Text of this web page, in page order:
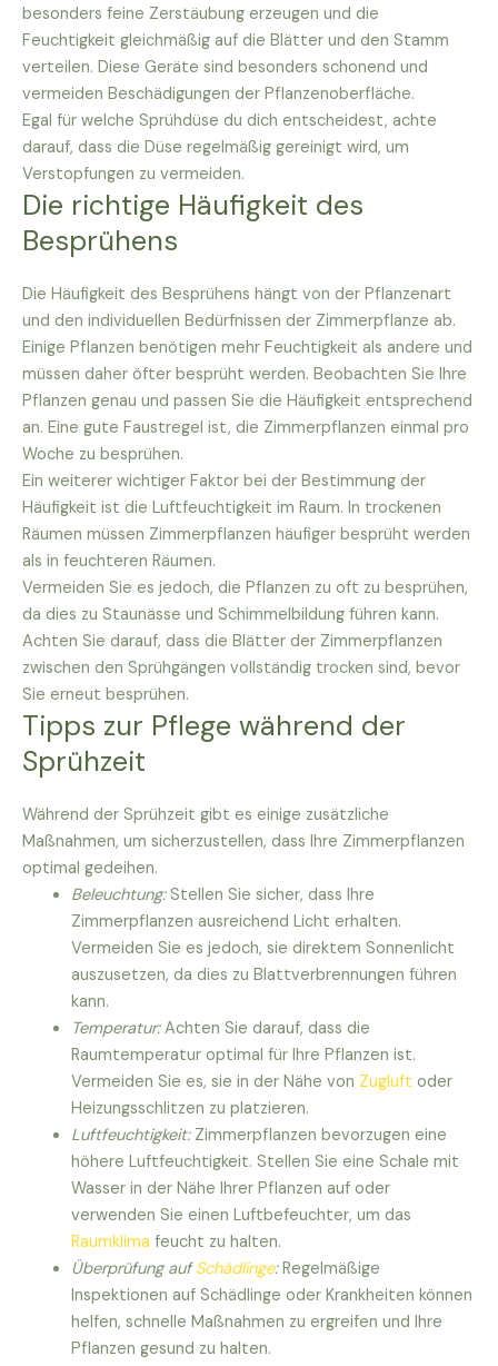
besonders feine Zerstäubung erzeugen und die
Feuchtigkeit gleichmäßig auf die Blätter und den Stamm
verteilen. Diese Geräte sind besonders schonend und
vermeiden Beschädigungen der Pflanzenoberfläche.
Egal für welche Sprühdüse du dich entscheidest, achte
darauf, dass die Düse regelmäßig gereinigt wird, um
Verstopfungen zu vermeiden.
Die richtige Häufigkeit des
Besprühens
Die Häufigkeit des Besprühens hängt von der Pflanzenart
und den individuellen Bedürfnissen der Zimmerpflanze ab.
Einige Pflanzen benötigen mehr Feuchtigkeit als andere und
müssen daher öfter besprüht werden. Beobachten Sie Ihre
Pflanzen genau und passen Sie die Häufigkeit entsprechend
an. Eine gute Faustregel ist, die Zimmerpflanzen einmal pro
Woche zu besprühen.
Ein weiterer wichtiger Faktor bei der Bestimmung der
Häufigkeit ist die Luftfeuchtigkeit im Raum. In trockenen
Räumen müssen Zimmerpflanzen häufiger besprüht werden
als in feuchteren Räumen.
Vermeiden Sie es jedoch, die Pflanzen zu oft zu besprühen,
da dies zu Staunässe und Schimmelbildung führen kann.
Achten Sie darauf, dass die Blätter der Zimmerpflanzen
zwischen den Sprühgängen vollständig trocken sind, bevor
Sie erneut besprühen.
Tipps zur Pflege während der
Sprühzeit
Während der Sprühzeit gibt es einige zusätzliche
Maßnahmen, um sicherzustellen, dass Ihre Zimmerpflanzen
optimal gedeihen.
Beleuchtung:Stellen Sie sicher, dass Ihre
Zimmerpflanzen ausreichend Licht erhalten.
Vermeiden Sie es jedoch, sie direktem Sonnenlicht
auszusetzen, da dies zu Blattverbrennungen führen
kann.
Temperatur:Achten Sie darauf, dass die
Raumtemperatur optimal für Ihre Pflanzen ist.
Vermeiden Sie es, sie in der Nähe von Zugluft oder
Heizungsschlitzen zu platzieren.
Luftfeuchtigkeit:Zimmerpflanzen bevorzugen eine
höhere Luftfeuchtigkeit. Stellen Sie eine Schale mit
Wasser in der Nähe Ihrer Pflanzen auf oder
verwenden Sie einen Luftbefeuchter, um das
Raumklima feucht zu halten.
Überprüfung aufSchädlinge:Regelmäßige
Inspektionen auf Schädlinge oder Krankheiten können
helfen, schnelle Maßnahmen zu ergreifen und Ihre
Pflanzen gesund zu halten.